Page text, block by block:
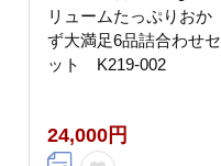
リュームたっぷりおか
ず大満足6品詰合わせセ
ット K219-002
24,000円